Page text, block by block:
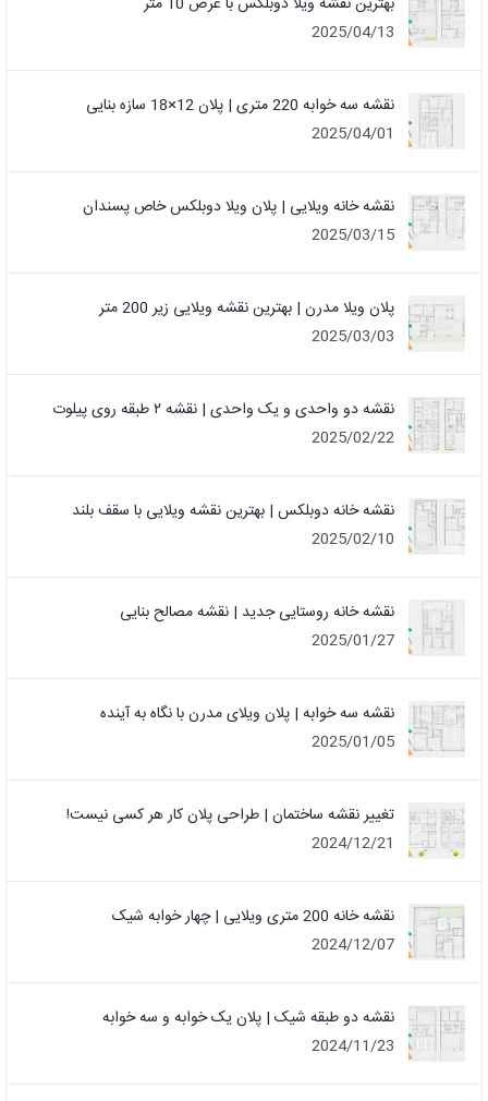
2025/04/13
نقشه سه خوابه 220 متری | پلان 12×18 سازه بنایی
2025/04/01
نقشه خانه ویلایی | پلان ویلا دوبلکس خاص پسندان
2025/03/15
پلان ویلا مدرن | بهترین نقشه ویلایی زیر 200 متر
2025/03/03
نقشه دو واحدی و یک واحدی | نقشه ۲ طبقه روی پیلوت
2025/02/22
نقشه خانه دوبلکس | بهترین نقشه ویلایی با سقف بلند
2025/02/10
نقشه خانه روستایی جدید | نقشه مصالح بنایی
2025/01/27
نقشه سه خوابه | پلان ویلای مدرن با نگاه به آینده
2025/01/05
تغییر نقشه ساختمان | طراحی پلان کار هر کسی نیست!
2024/12/21
نقشه خانه 200 متری ویلایی | چهار خوابه شیک
2024/12/07
نقشه دو طبقه شیک | پلان یک خوابه و سه خوابه
2024/11/23